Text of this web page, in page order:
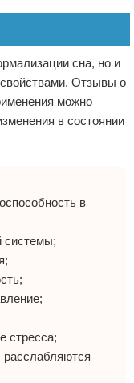
сна, но и
Отзывы о
можно
в состоянии
в
системы;
стресса;
расслабляются